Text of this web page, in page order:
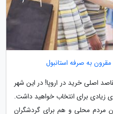
به صرفه استانبول
اصلی خرید در اروپا! در این شهر
گزینه های زیادی برای انتخاب خواهید داشت.
مردم محلی و هم برای گردشگران